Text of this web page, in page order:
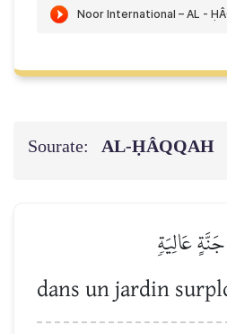
Sourate: AL-ḤÂQQAH
عَالِيَةٖ
dans un jardin